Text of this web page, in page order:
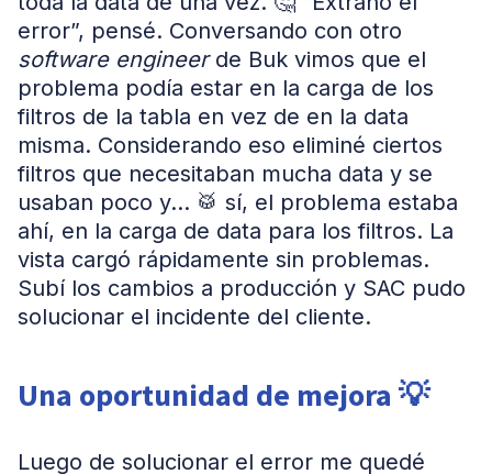
error”, pensé. Conversando con otro
software engineerde Buk vimos que el
problema podía estar en la carga de los
filtros de la tabla en vez de en la data
misma. Considerando eso eliminé ciertos
filtros que necesitaban mucha data y se
usaban poco y… 🥁 sí, el problema estaba
ahí, en la carga de data para los filtros. La
vista cargó rápidamente sin problemas.
Subí los cambios a producción y SAC pudo
solucionar el incidente del cliente.
Una oportunidad de mejora 💡
Luego de solucionar el error me quedé